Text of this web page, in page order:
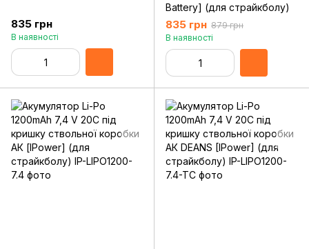
835 грн
В наявності
Battery] (для страйкболу)
835 грн 879 грн
В наявності